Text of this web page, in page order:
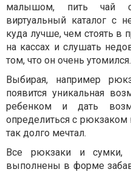
малышом, пить чай
виртуальный каталог с
куда лучше, чем стоять в
на кассах и слушать
том, что он очень утомился.
Выбирая, например
появится уникальная
ребенком и дать
определиться с
так долго мечтал.
Все рюкзаки и сумки,
выполнены в форме